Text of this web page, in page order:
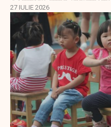
27 IULIE 2026